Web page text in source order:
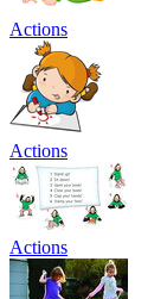
Actions
Actions
Actions